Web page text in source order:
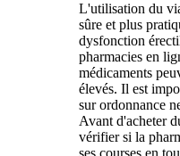
L'utilisation du
sûre et plus
dysfonction
pharmacies en
médicaments
élevés. Il est
sur ordonnance
Avant d'acheter
vérifier si la